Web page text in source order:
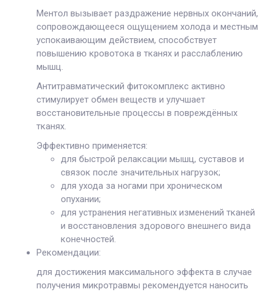
Ментол вызывает раздражение нервных окончаний,
сопровождающееся ощущением холода и местным
успокаивающим действием, способствует
повышению кровотока в тканях и расслаблению
мышц.
Антитравматический фитокомплекс активно
стимулирует обмен веществ и улучшает
восстановительные процессы в повреждённых
тканях.
Эффективно применяется:
для быстрой релаксации мышц, суставов и
связок после значительных нагрузок;
для ухода за ногами при хроническом
опухании;
для устранения негативных изменений тканей
и восстановления здорового внешнего вида
конечностей.
Рекомендации:
для достижения максимального эффекта в случае
получения микротравмы рекомендуется наносить